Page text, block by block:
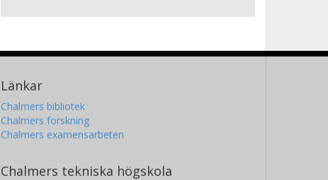
Länkar
Chalmers bibliotek
Chalmers forskning
Chalmers examensarbeten
Chalmers tekniska högskola